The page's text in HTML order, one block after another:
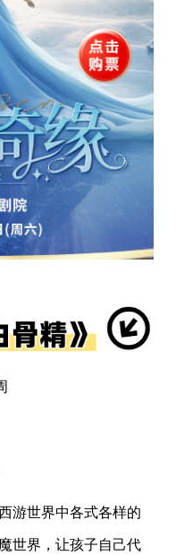
世界中各式各样的
世界，让孩子自己代